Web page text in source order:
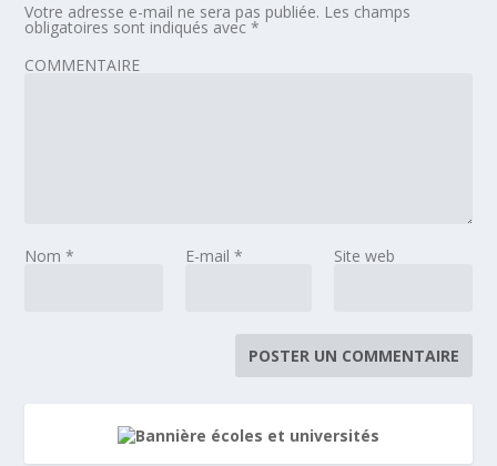
Votre adresse e-mail ne sera pas publiée. Les champs
obligatoires sont indiqués avec*
COMMENTAIRE
Nom* E-mail * Site web